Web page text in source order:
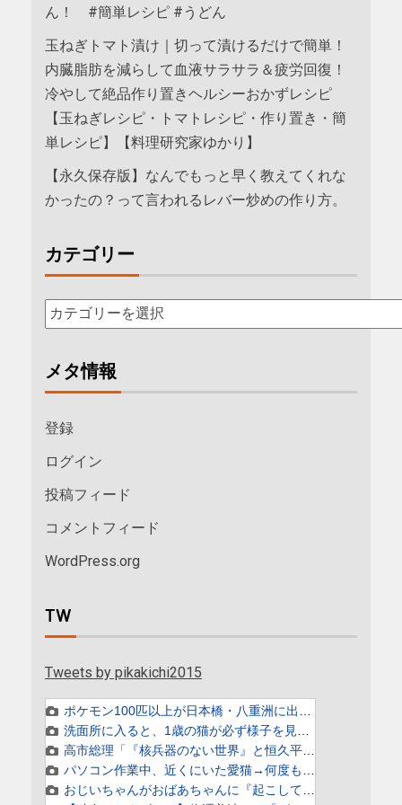
ん！ #簡単レシピ #うどん
玉ねぎトマト漬け｜切って漬けるだけで簡単！
内臓脂肪を減らして血液サラサラ＆疲労回復！
冷やして絶品作り置きヘルシーおかずレシピ
【玉ねぎレシピ・トマトレシピ・作り置き・簡
単レシピ】【料理研究家ゆかり】
【永久保存版】なんでもっと早く教えてくれな
かったの？って言われるレバー炒めの作り方。
カテゴリー
メタ情報
登録
ログイン
投稿フィード
コメントフィード
WordPress.org
TW
Tweets by pikakichi2015